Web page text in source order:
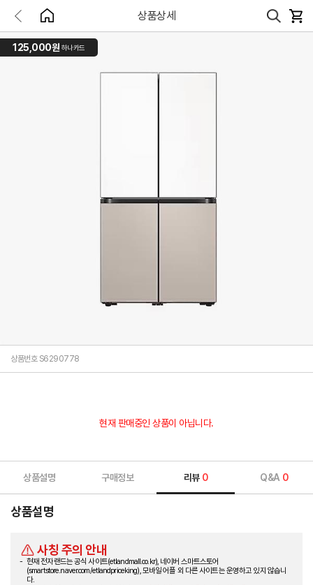
상품상세
125,000원 하나카드
상품번호 S6290778
현재 판매중인 상품이 아닙니다.
상품설명 구매정보 리뷰 0 Q&A 0
상품설명
사칭 주의 안내
현재 전자랜드는 공식 사이트(etlandmall.co.kr), 네이버 스마트스토어
(smartstore.naver.com/etlandpriceking), 모바일 어플 외 다른 사이트는 운영하고 있지 않습니
다.